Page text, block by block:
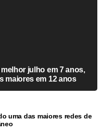
julho em 7 anos,
maiores em 12 anos
uma das maiores redes de